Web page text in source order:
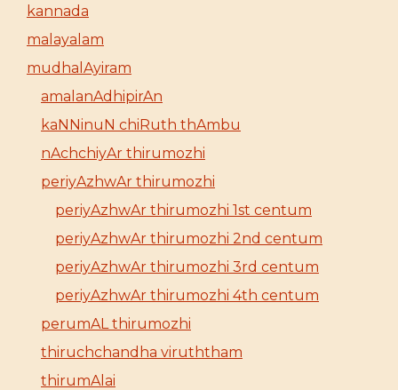
kannada
malayalam
mudhalAyiram
amalanAdhipirAn
kaNNinuN chiRuth thAmbu
nAchchiyAr thirumozhi
periyAzhwAr thirumozhi
periyAzhwAr thirumozhi 1st centum
periyAzhwAr thirumozhi 2nd centum
periyAzhwAr thirumozhi 3rd centum
periyAzhwAr thirumozhi 4th centum
perumAL thirumozhi
thiruchchandha viruththam
thirumAlai